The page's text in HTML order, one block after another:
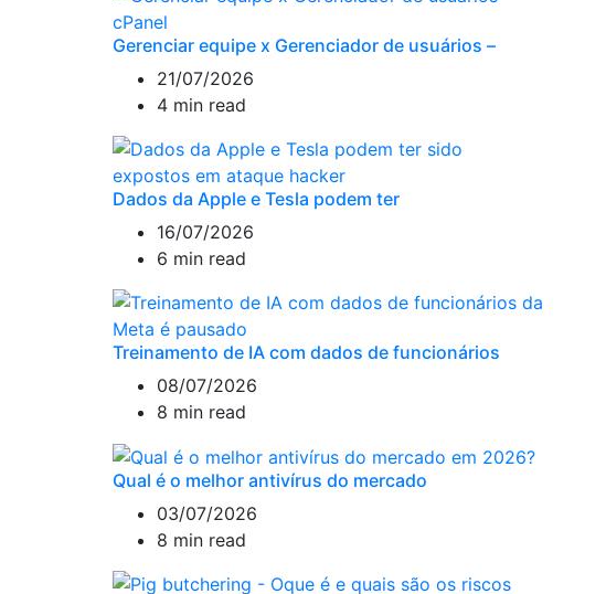
Gerenciar equipe x Gerenciador de usuários –
21/07/2026
4 min read
Dados da Apple e Tesla podem ter
16/07/2026
6 min read
Treinamento de IA com dados de funcionários
08/07/2026
8 min read
Qual é o melhor antivírus do mercado
03/07/2026
8 min read